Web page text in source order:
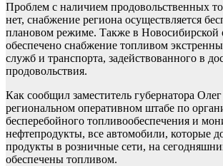
Проблем с наличием продовольственных
нет, снабжение региона осуществляется
плановом режиме. Также в Новосибирской
обеспечено снабжение топливом
служб и транспорта, задействованного в
продовольствия.
Как сообщил заместитель губернатора
региональном оперативном штабе по
бесперебойного топливообеспечения и
нефтепродукты, все автомобили, которые
продукты в розничные сети, на
обеспечены топливом.